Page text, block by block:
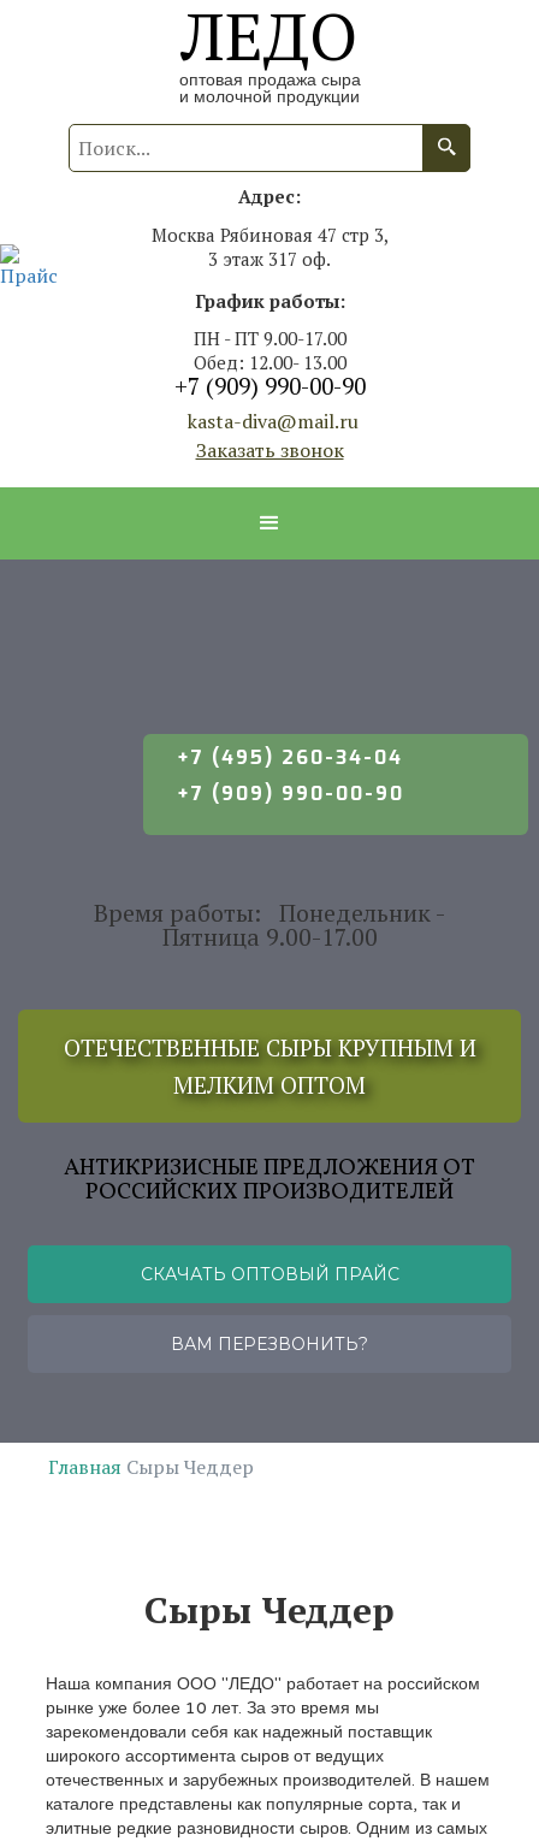
ЛЕДО
оптовая продажа сыра
и молочной продукции
Адрес:
Москва Рябиновая 47 стр 3,
3 этаж 317 оф.
График работы:
ПН - ПТ 9.00-17.00
Обед: 12.00- 13.00
+7 (909) 990-00-90
kasta-diva@mail.ru
Заказать звонок
+7 (495) 260-34-04
+7 (909) 990-00-90
Время работы: Понедельник -
Пятница 9.00-17.00
ОТЕЧЕСТВЕННЫЕ СЫРЫ КРУПНЫМ И
МЕЛКИМ ОПТОМ
АНТИКРИЗИСНЫЕ ПРЕДЛОЖЕНИЯ ОТ
РОССИЙСКИХ ПРОИЗВОДИТЕЛЕЙ
СКАЧАТЬ ОПТОВЫЙ ПРАЙС
ВАМ ПЕРЕЗВОНИТЬ?
Главная Сыры Чеддер
Сыры Чеддер
Наша компания ООО "ЛЕДО" работает на российском
рынке уже более 10 лет. За это время мы
зарекомендовали себя как надежный поставщик
широкого ассортимента сыров от ведущих
отечественных и зарубежных производителей. В нашем
каталоге представлены как популярные сорта, так и
элитные редкие разновидности сыров. Одним из самых